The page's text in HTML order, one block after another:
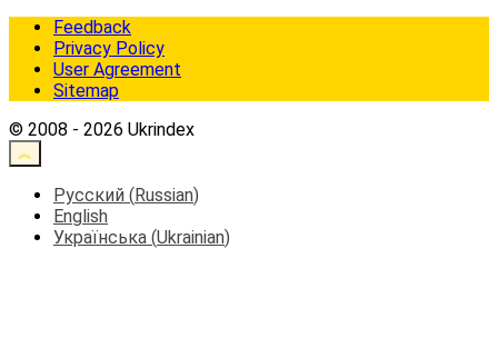
Feedback
Privacy Policy
User Agreement
Sitemap
© 2008 - 2026 Ukrindex
Русский (Russian)
English
Українська (Ukrainian)